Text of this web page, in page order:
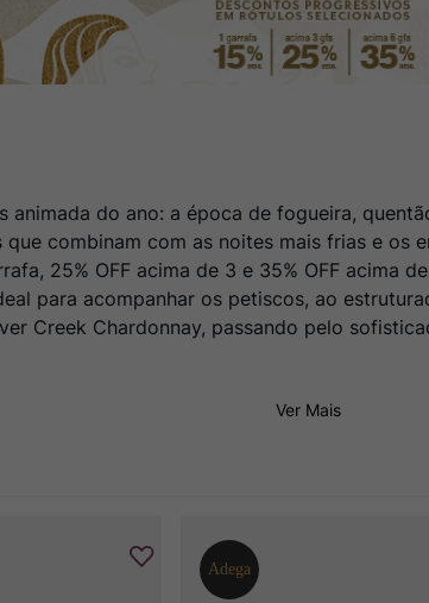
animada do ano: a época de fogueira,
combinam com as noites mais frias e
25% OFF acima de 3 e 35% OFF acima
para acompanhar os petiscos, ao
Creek Chardonnay, passando pelo
Ver Mais